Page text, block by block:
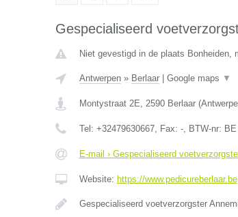
Gespecialiseerd
Niet gevestigd in de plaats Bonheiden,
Antwerpen» Berlaar| Google maps ▼
Montystraat 2E, 2590 Berlaar(
Tel: +32479630667, Fax: -, BTW-nr:
E-mail › Gespecialiseerd
Website: https://www.pedicureberlaar.be
Gespecialiseerd voetverzorgster